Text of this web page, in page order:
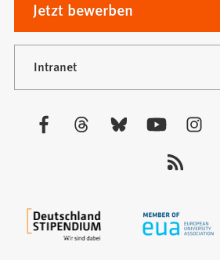
Jetzt bewerben
(Öffnet
in
einem
neuen
Tab)
Intranet
(Öffnet
neuen
Besuchen